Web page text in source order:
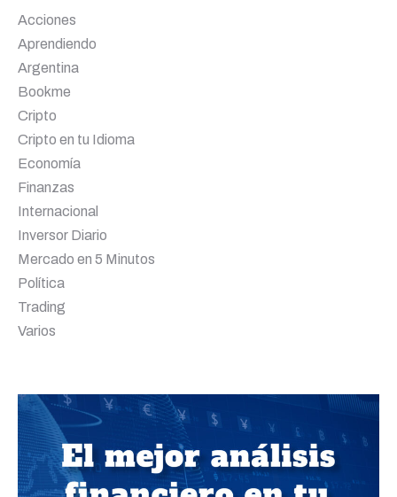
Acciones
Aprendiendo
Argentina
Bookme
Cripto
Cripto en tu Idioma
Economía
Finanzas
Internacional
Inversor Diario
Mercado en 5 Minutos
Política
Trading
Varios